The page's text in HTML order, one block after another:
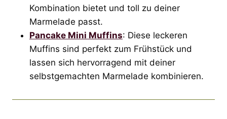
Kombination bietet und toll zu deiner
Marmelade passt.
Pancake Mini Muffins: Diese leckeren
Muffins sind perfekt zum Frühstück und
lassen sich hervorragend mit deiner
selbstgemachten Marmelade kombinieren.